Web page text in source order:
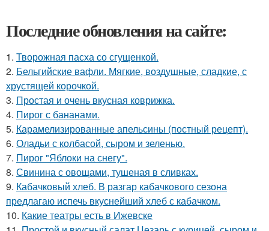
Последние обновления на сайте:
1. Творожная пасха со сгущенкой.
2. Бельгийские вафли. Мягкие, воздушные, сладкие, с
хрустящей корочкой.
3. Простая и очень вкусная коврижка.
4. Пирог с бананами.
5. Карамелизированные апельсины (постный рецепт).
6. Оладьи с колбасой, сыром и зеленью.
7. Пирог "Яблоки на снегу".
8. Свинина с овощами, тушеная в сливках.
9. Кабачковый хлеб. В разгар кабачкового сезона
предлагаю испечь вкуснейший хлеб с кабачком.
10. Какие театры есть в Ижевске